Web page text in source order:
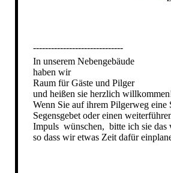
------------------------------
In unserem Nebengebäude
haben wir
Raum für Gäste und Pilger
und heißen sie herzlich
Wenn Sie auf ihrem Pilgerweg eine
Segensgebet oder einen
Impuls wünschen, bitte ich sie das
so dass wir etwas Zeit dafür